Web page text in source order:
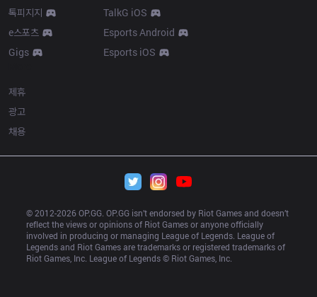
톡피지지
e스포츠
Gigs
TalkG iOS
Esports Android
Esports iOS
제휴
광고
채용
© 2012-2026 OP.GG. OP.GG isn’t endorsed by Riot Games and doesn’t
reflect the views or opinions of Riot Games or anyone officially
involved in producing or managing League of Legends. League of
Legends and Riot Games are trademarks or registered trademarks of
Riot Games, Inc. League of Legends © Riot Games, Inc.